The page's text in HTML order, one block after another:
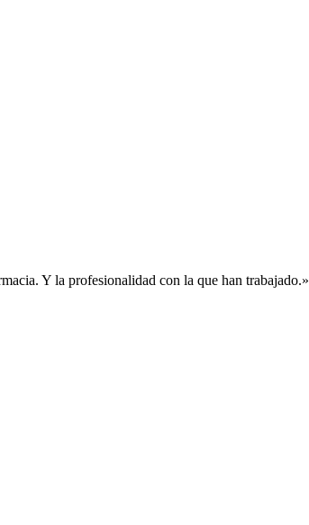
Y la profesionalidad con la que han trabajado.»